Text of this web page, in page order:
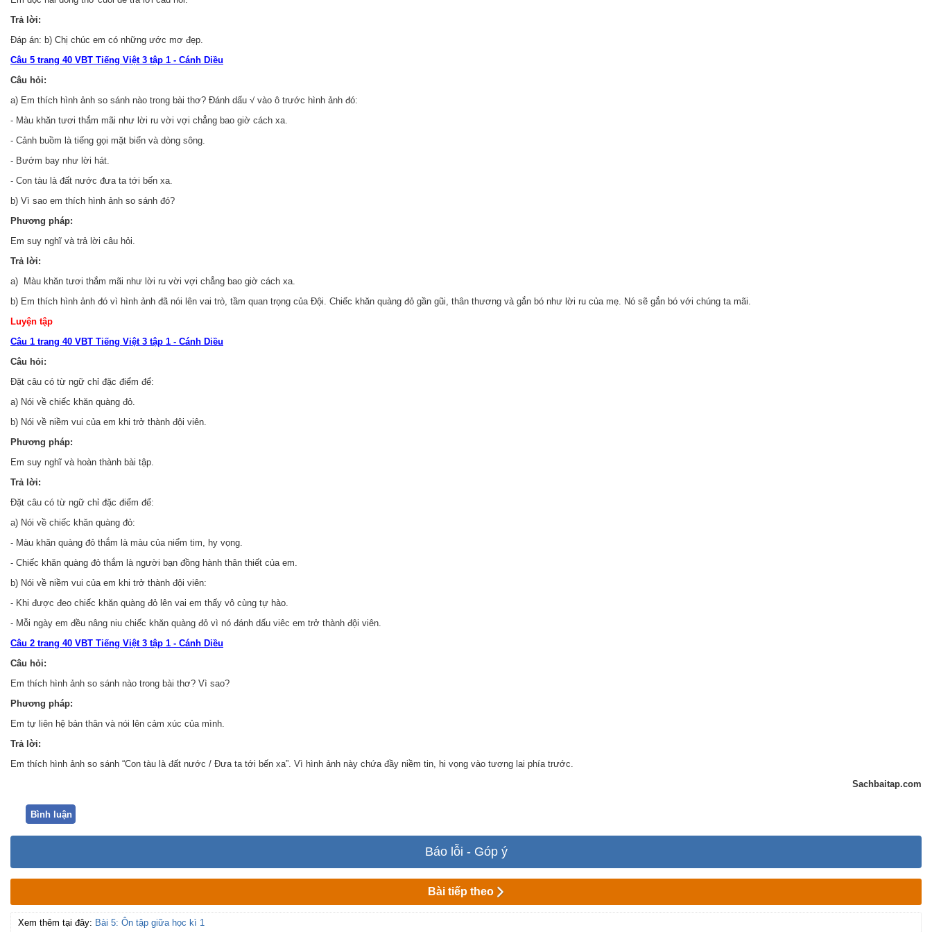
Trả lời:
Đáp án: b) Chị chúc em có những ước mơ đẹp.
Câu 5 trang 40 VBT Tiếng Việt 3 tập 1 - Cánh Diều
Câu hỏi:
a) Em thích hình ảnh so sánh nào trong bài thơ? Đánh dấu √ vào ô trước hình ảnh đó:
- Màu khăn tươi thắm mãi như lời ru vời vợi chẳng bao giờ cách xa.
- Cảnh buồm là tiếng gọi mặt biển và dòng sông.
- Bướm bay như lời hát.
- Con tàu là đất nước đưa ta tới bến xa.
b) Vì sao em thích hình ảnh so sánh đó?
Phương pháp:
Em suy nghĩ và trả lời câu hỏi.
Trả lời:
a) Màu khăn tươi thắm mãi như lời ru vời vợi chẳng bao giờ cách xa.
b) Em thích hình ảnh đó vì hình ảnh đã nói lên vai trò, tầm quan trọng của Đội. Chiếc khăn quàng đỏ gần gũi, thân thương và gắn bó như lời ru của mẹ. Nó sẽ gắn bó với chúng ta mãi.
Luyện tập
Câu 1 trang 40 VBT Tiếng Việt 3 tập 1 - Cánh Diều
Câu hỏi:
Đặt câu có từ ngữ chỉ đặc điểm để:
a) Nói về chiếc khăn quàng đỏ.
b) Nói về niềm vui của em khi trở thành đội viên.
Phương pháp:
Em suy nghĩ và hoàn thành bài tập.
Trả lời:
Đặt câu có từ ngữ chỉ đặc điểm để:
a) Nói về chiếc khăn quàng đỏ:
- Màu khăn quàng đỏ thắm là màu của niểm tim, hy vọng.
- Chiếc khăn quàng đỏ thắm là người bạn đồng hành thân thiết của em.
b) Nói về niềm vui của em khi trở thành đội viên:
- Khi được đeo chiếc khăn quàng đỏ lên vai em thấy vô cùng tự hào.
- Mỗi ngày em đều nâng niu chiếc khăn quàng đỏ vì nó đánh dấu viêc em trở thành đội viên.
Câu 2 trang 40 VBT Tiếng Việt 3 tập 1 - Cánh Diều
Câu hỏi:
Em thích hình ảnh so sánh nào trong bài thơ? Vì sao?
Phương pháp:
Em tự liên hệ bản thân và nói lên cảm xúc của mình.
Trả lời:
Em thích hình ảnh so sánh “Con tàu là đất nước / Đưa ta tới bến xa”. Vì hình ảnh này chứa đầy niềm tin, hi vọng vào tương lai phía trước.
Sachbaitap.com
Bình luận
Báo lỗi - Góp ý
Bài tiếp theo
Xem thêm tại đây: Bài 5: Ôn tập giữa học kì 1